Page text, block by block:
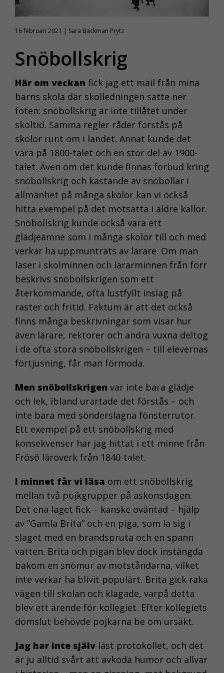
16 februari 2021 | Sara Backman Prytz
Snöbollskrig
Här om veckan fick jag ett mail från mina
barns skola där skolledningen satte ner
foten: snöbollskrig är inte tillåtet under
skoltid. Samma regler råder förstås på
skolor runt om i landet. Annat kunde det
vara på 1800-talet och en stor del av 1900-
talet. Även om det kunde finnas förbud kring
snöbollskrig och kastande av snöbollar i
allmänhet på många skolor kan vi också
hitta exempel på det motsatta i äldre källor.
Snöbollskrig kunde också vara ett
glädjeämne som i många skolor till och med
verkar ha uppmuntrats av lärare. Om man
läser i skolminnen och lärarminnen från förr
beskrivs snöbollskrigen som ett
återkommande, ofta lustfyllt inslag på
raster och fritid. Faktum är att det också
finns många beskrivningar som visar hur
även lärare, rektorer och andra vuxna deltog
i de ofta stora snöbollskrigen – till elevernas
förtjusning, får man förmoda.
Men snöbollskrigen var inte bara glädje
och lek, ibland urartade det förstås – och
inte bara med sönderslagna fönsterrutor.
Ett exempel på ett snöbollskrig med
konsekvenser har jag hittat i ett minne från
Frösö läroverk från 1840-talet.
I minnet får vi läsa om ett snöbollskrig
mellan två pojkgrupper på askonsdagen.
Det ena laget fick – kanske oväntad – hjälp
av ”Gamla Brita” och en piga, som la sig i
slaget med en brandspruta och en spann
vatten. Brita och pigan blev dock instängda
bakom en snömur av motståndarna, vilket
inte verkar ha blivit populärt. Brita gick raka
vägen till skolan och klagade, varpå detta
blev ett ärende för kollegiet. Efter kollegiets
domslut behövde pojkarna be om ursäkt.
Jag har inte själv läst protokollet, och det
är ju alltid svårt att avkoda humor och allvar